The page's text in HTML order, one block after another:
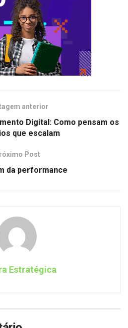
anterior
Digital: Como pensam os
que escalam
Post
da performance
Estratégica